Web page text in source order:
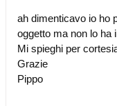
ah dimenticavo io ho
oggetto ma non lo ha
Mi spieghi per
Grazie
Pippo